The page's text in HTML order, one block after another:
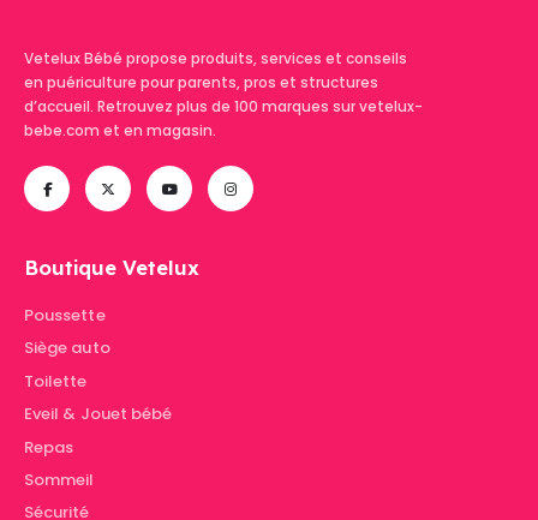
Vetelux Bébé propose produits, services et conseils
en puériculture pour parents, pros et structures
d’accueil. Retrouvez plus de 100 marques sur vetelux-
bebe.com et en magasin.
Boutique Vetelux
Poussette
Siège auto
Toilette
Eveil & Jouet bébé
Repas
Sommeil
Sécurité